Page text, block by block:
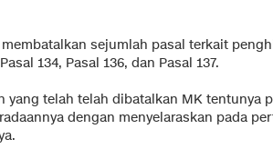
sejumlah pasal terkait
134, Pasal 136, dan Pasal 137.
yang telah telah dibatalkan MK tentunya
dengan menyelaraskan pada